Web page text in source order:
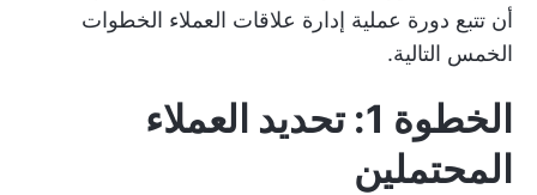
أن تتبع دورة عملية إدارة علاقات العملاء الخطوات
الخمس التالية.
الخطوة 1: تحديد العملاء
المحتملين